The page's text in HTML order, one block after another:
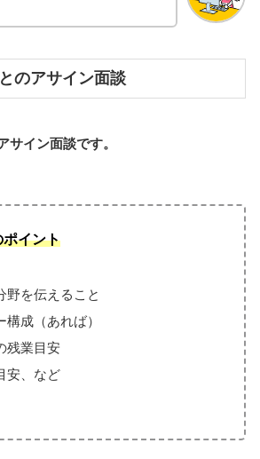
のアサイン面談
サイン面談です。
イント
野を伝えること
成（あれば）
残業目安
安、など